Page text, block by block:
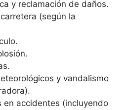
y reclamación de daños.
(según la
y vandalismo
en accidentes (incluyendo